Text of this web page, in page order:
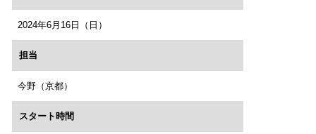
2024年6月16日（日）
担当
今野（京都）
スタート時間